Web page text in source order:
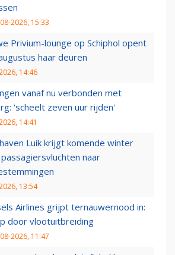
2026, 15:33
Privium-lounge op Schiphol opent
haar deuren
14:46
vanaf nu verbonden met
'scheelt zeven uur rijden'
14:41
Luik krijgt komende winter
naar
13:54
Airlines grijpt ternauwernood in:
door vlootuitbreiding
2026, 11:47